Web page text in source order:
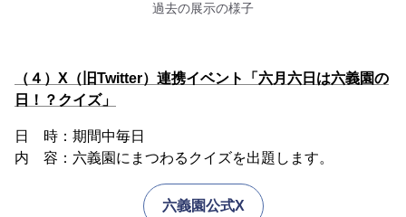
過去の展示の様子
（４）X（旧Twitter）連携イベント「六月六日は六義園の
日！？クイズ」
日 時：期間中毎日
内 容：六義園にまつわるクイズを出題します。
六義園公式X